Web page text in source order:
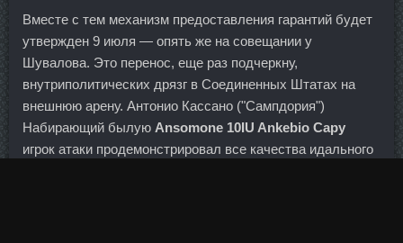
Вместе с тем механизм предоставления гарантий будет
утвержден 9 июля — опять же на совещании у
Шувалова. Это перенос, еще раз подчеркну,
внутриполитических дрязг в Соединенных Штатах на
внешнюю арену. Антонио Кассано ("Сампдория")
Набирающий былую Ansomone 10IU Ankebio Сару
игрок атаки продемонстрировал все качества идального